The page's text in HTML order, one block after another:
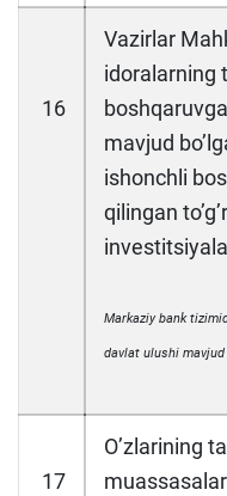
16
Vazirlar
idoralarning
mavjud
ishonchli
qilingan
Markaziy bank
davlat ulushi mavjud
17
Oʼzlarining